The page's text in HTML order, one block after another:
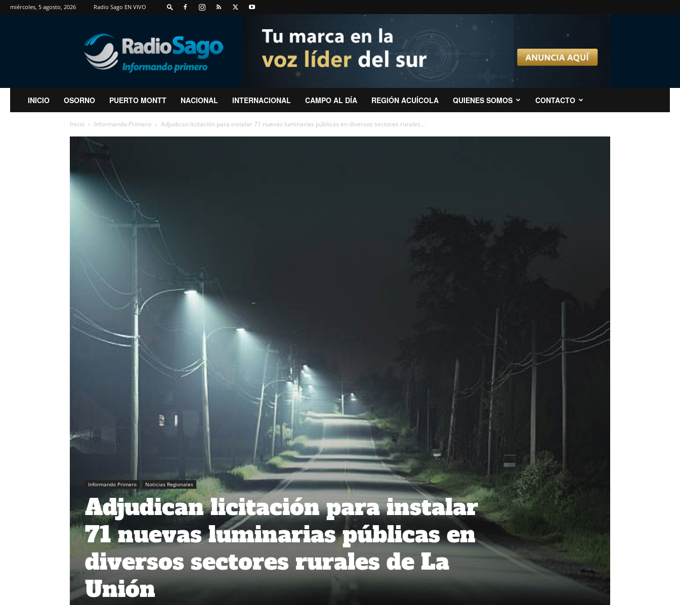
miércoles, 5 agosto, 2026 Radio Sago EN VIVO
RadioSago
INICIO OSORNO PUERTO MONTT NACIONAL INTERNACIONAL CAMPO AL DÍA REGIÓN ACUÍCOLA QUIENES SOMOS CONTACTO
Inicio Informando Primero Adjudican licitación para instalar 71 nuevas luminarias públicas en diversos sectores rurales...
Informando Primero Noticias Regionales
Adjudican licitación para instalar
71 nuevas luminarias públicas en
diversos sectores rurales de La
Unión